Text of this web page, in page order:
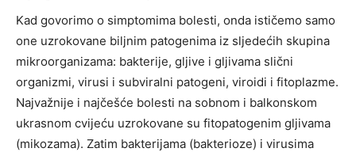
Kad govorimo o simptomima bolesti, onda ističemo samo
one uzrokovane biljnim patogenima iz sljedećih skupina
mikroorganizama: bakterije, gljive i gljivama slični
organizmi, virusi i subviralni patogeni, viroidi i fitoplazme.
Najvažnije i najčešće bolesti na sobnom i balkonskom
ukrasnom cvijeću uzrokovane su fitopatogenim gljivama
(mikozama). Zatim bakterijama (bakterioze) i virusima